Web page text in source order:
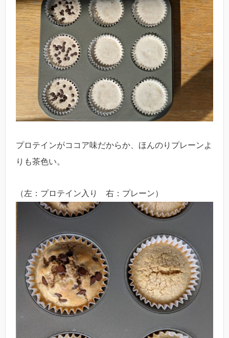
プロテインがココア味だからか、ほんのりプレーンよ
りも茶色い。
（左：プロテイン入り 右：プレーン）